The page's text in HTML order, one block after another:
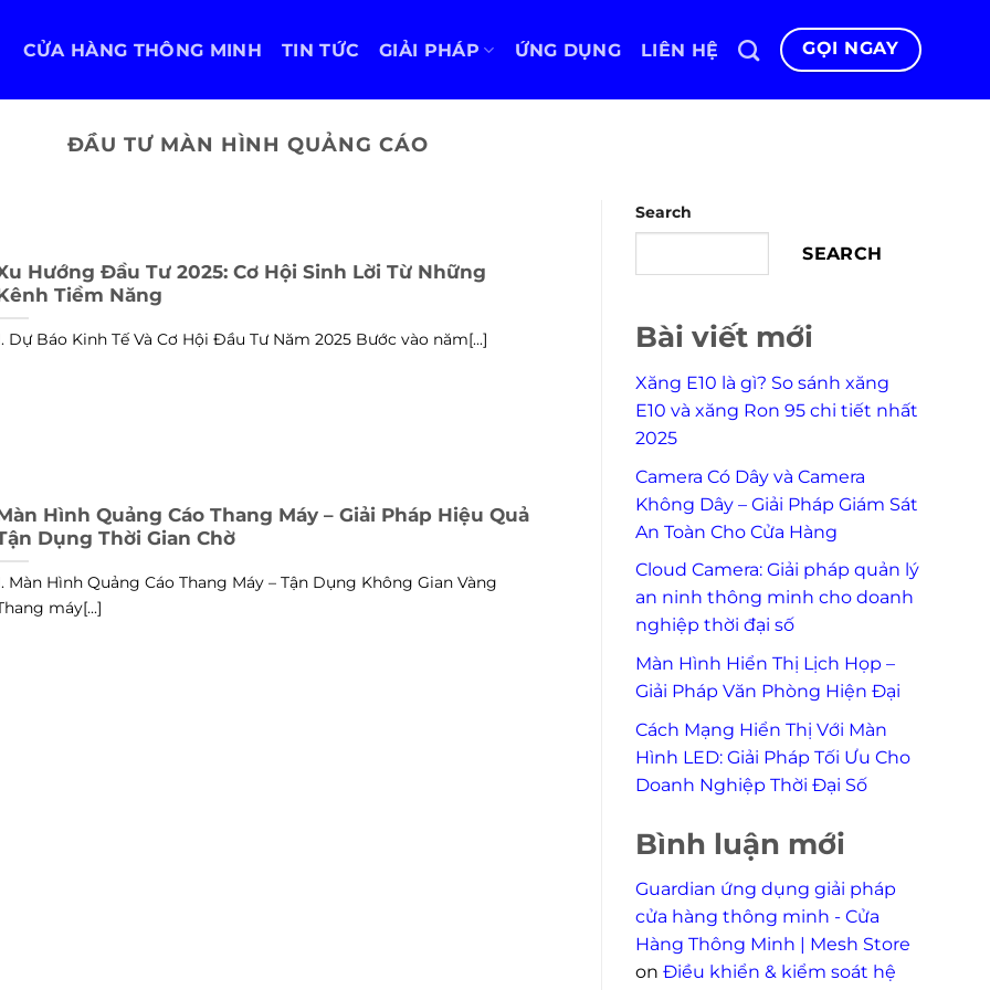
CỬA HÀNG THÔNG MINH TIN TỨC GIẢI PHÁP ỨNG DỤNG LIÊN HỆ GỌI NGAY
ĐẦU TƯ MÀN HÌNH QUẢNG CÁO
Hướng Đầu Tư 2025: Cơ Hội Sinh Lời Từ Những
Tiềm Năng
Dự Báo Kinh Tế Và Cơ Hội Đầu Tư Năm 2025 Bước vào năm[...]
Hình Quảng Cáo Thang Máy – Giải Pháp Hiệu Quả
Dụng Thời Gian Chờ
Màn Hình Quảng Cáo Thang Máy – Tận Dụng Không Gian Vàng
máy[...]
Search
SEARCH
Bài viết mới
Xăng E10 là gì? So sánh xăng
E10 và xăng Ron 95 chi tiết nhất
2025
Camera Có Dây và Camera
Không Dây – Giải Pháp Giám Sát
An Toàn Cho Cửa Hàng
Cloud Camera: Giải pháp quản lý
an ninh thông minh cho doanh
nghiệp thời đại số
Màn Hình Hiển Thị Lịch Họp –
Giải Pháp Văn Phòng Hiện Đại
Cách Mạng Hiển Thị Với Màn
Hình LED: Giải Pháp Tối Ưu Cho
Doanh Nghiệp Thời Đại Số
Bình luận mới
Guardian ứng dụng giải pháp
cửa hàng thông minh - Cửa
Hàng Thông Minh | Mesh Store
on Điều khiển & kiểm soát hệ